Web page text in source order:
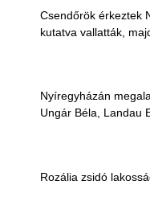
Csendőrök érkeztek
kutatva vallatták,
Nyíregyházán
Ungár Béla, Landau
Rozália zsidó